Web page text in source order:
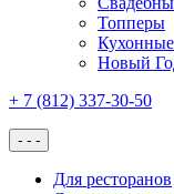
Топперы
Новый
+ 7 (812) 337-30-50
- - -
Для ресторанов